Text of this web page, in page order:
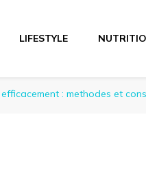
LIFESTYLE
: methodes et